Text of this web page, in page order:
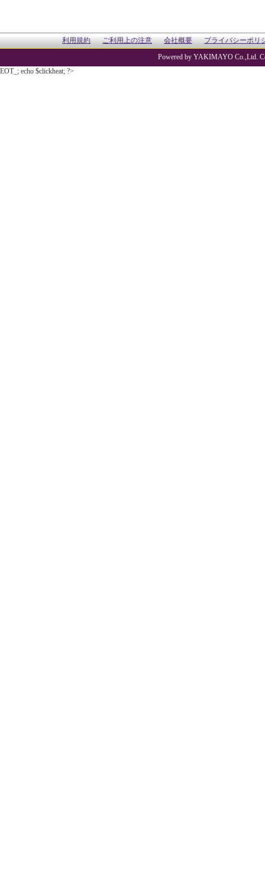
利用規約 ご利用上の注意 会社概要 プライバシーポリ
Powered by YAKIMAYO Co.,Ltd.
EOT_; echo $clickheat; ?>